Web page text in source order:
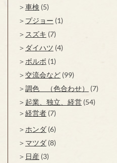
車検 (5)
プジョー (1)
スズキ (7)
ダイハツ (4)
ボルボ (1)
交流会など (99)
調色 （色合わせ）
(7)
起業、独立、経営 (54)
経営者 (7)
ホンダ (6)
マツダ (8)
日産 (3)